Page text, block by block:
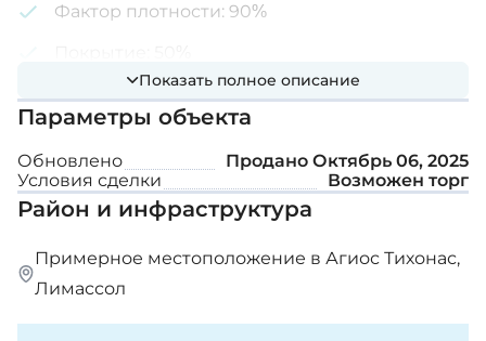
Фактор плотности: 90%
Показать полное описание
Параметры объекта
Обновлено Продано Октябрь 06, 2025
Условия сделки
Возможен торг
Район и инфраструктура
Примерное местоположение в Агиос Тихонас,
Лимассол